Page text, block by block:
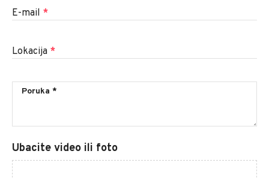
E-mail *
Lokacija *
Ubacite video ili foto